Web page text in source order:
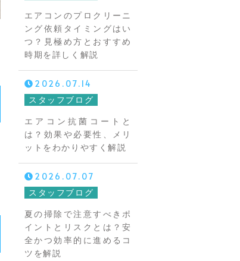
エアコンのプロクリーニ
ング依頼タイミングはい
つ？見極め方とおすすめ
時期を詳しく解説
2026.07.14
スタッフブログ
エアコン抗菌コートと
は？効果や必要性、メリ
ットをわかりやすく解説
2026.07.07
スタッフブログ
夏の掃除で注意すべきポ
イントとリスクとは？安
全かつ効率的に進めるコ
ツを解説